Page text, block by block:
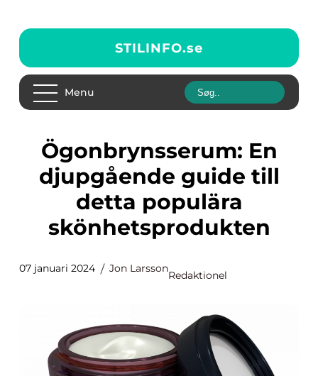
STILINFO.se
Menu
Ögonbrynsserum: En
djupgående guide till
detta populära
skönhetsprodukten
07 januari 2024 Jon Larsson
Redaktionel